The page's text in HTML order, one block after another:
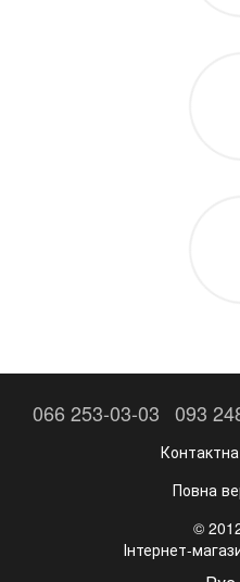
066 253-03-03 093
Повна
©
Інтернет-